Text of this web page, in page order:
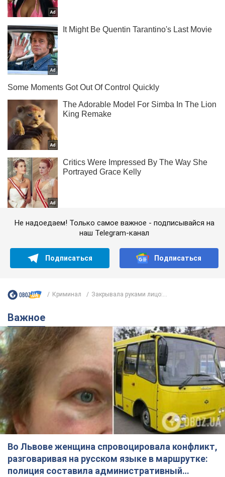
Не надоедаем! Только самое важное - подписывайся на
наш Telegram-канал
Подписаться Подписаться
Криминал Закрывала руками лицо:...
Важное
Во Львове женщина спровоцировала конфликт,
разговаривая на русском языке в маршрутке:
полиция составила административный